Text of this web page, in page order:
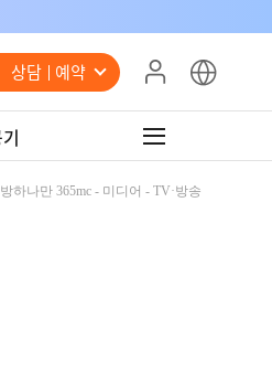
상담 예약
하나만 365mc - 미디어 - TV·방송